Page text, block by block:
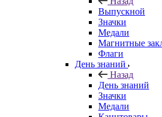
Выпускной
Значки
Медали
Магнитные
Флаги
День знаний
Назад
День знаний
Значки
Медали